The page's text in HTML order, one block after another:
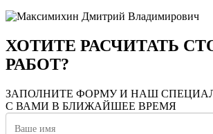
ХОТИТЕ РАСЧИТАТЬ
РАБОТ?
ЗАПОЛНИТЕ ФОРМУ И НАШ
С ВАМИ В БЛИЖАЙШЕЕ ВРЕМЯ